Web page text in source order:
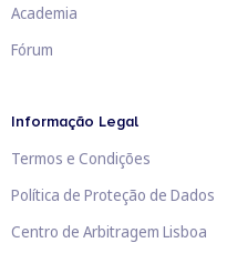
Academia
Fórum
Informação Legal
Termos e Condições
Política de Proteção de Dados
Centro de Arbitragem Lisboa